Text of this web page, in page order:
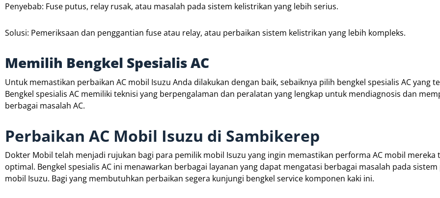
Penyebab: Fuse putus, relay rusak, atau masalah pada sistem kelistrikan yang lebih serius.
Solusi: Pemeriksaan dan penggantian fuse atau relay, atau perbaikan sistem kelistrikan yang lebih kompleks.
Memilih Bengkel Spesialis AC
Untuk memastikan perbaikan AC mobil Isuzu Anda dilakukan dengan baik, sebaiknya pilih bengkel spesialis AC yang
Bengkel spesialis AC memiliki teknisi yang berpengalaman dan peralatan yang lengkap untuk mendiagnosis dan
berbagai masalah AC.
Perbaikan AC Mobil Isuzu di Sambikerep
Dokter Mobil telah menjadi rujukan bagi para pemilik mobil Isuzu yang ingin memastikan performa AC mobil mereka
optimal. Bengkel spesialis AC ini menawarkan berbagai layanan yang dapat mengatasi berbagai masalah pada
mobil Isuzu. Bagi yang membutuhkan perbaikan segera kunjungi bengkel service komponen kaki ini.